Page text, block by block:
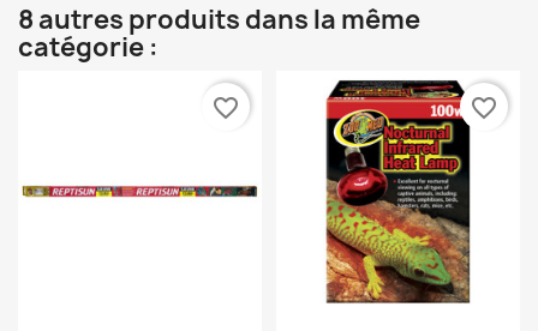
8 autres produits dans la même
catégorie :
favorite_border favorite_border